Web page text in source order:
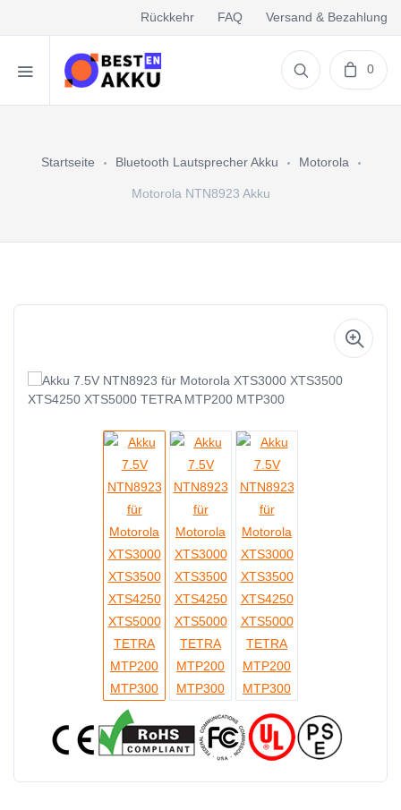
Rückkehr FAQ Versand & Bezahlung
0
Startseite Bluetooth Lautsprecher Akku Motorola
Motorola NTN8923 Akku